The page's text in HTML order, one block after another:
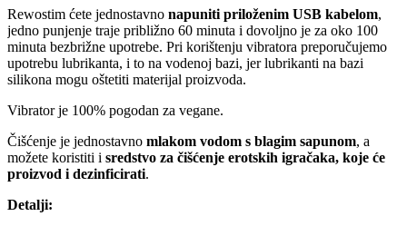
Rewostim ćete jednostavno napuniti priloženim USB kabelom,
jedno punjenje traje približno 60 minuta i dovoljno je za oko 100
minuta bezbrižne upotrebe. Pri korištenju vibratora preporučujemo
upotrebu lubrikanta, i to na vodenoj bazi, jer lubrikanti na bazi
silikona mogu oštetiti materijal proizvoda.
Vibrator je 100% pogodan za vegane.
Čišćenje je jednostavno mlakom vodom s blagim sapunom, a
možete koristiti i sredstvo za čišćenje erotskih igračaka, koje će
proizvod i dezinficirati.
Detalji: